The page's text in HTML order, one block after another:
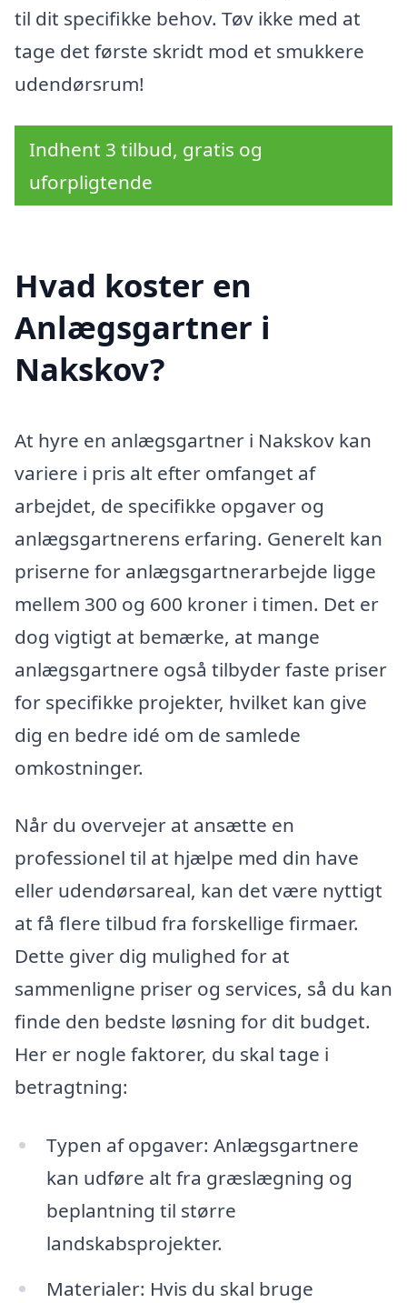
til dit specifikke behov. Tøv ikke med at
tage det første skridt mod et smukkere
udendørsrum!
Indhent 3 tilbud, gratis og
uforpligtende
Hvad koster en
Anlægsgartner i
Nakskov?
At hyre en anlægsgartner i Nakskov kan
variere i pris alt efter omfanget af
arbejdet, de specifikke opgaver og
anlægsgartnerens erfaring. Generelt kan
priserne for anlægsgartnerarbejde ligge
mellem 300 og 600 kroner i timen. Det er
dog vigtigt at bemærke, at mange
anlægsgartnere også tilbyder faste priser
for specifikke projekter, hvilket kan give
dig en bedre idé om de samlede
omkostninger.
Når du overvejer at ansætte en
professionel til at hjælpe med din have
eller udendørsareal, kan det være nyttigt
at få flere tilbud fra forskellige firmaer.
Dette giver dig mulighed for at
sammenligne priser og services, så du kan
finde den bedste løsning for dit budget.
Her er nogle faktorer, du skal tage i
betragtning:
Typen af opgaver: Anlægsgartnere
kan udføre alt fra græslægning og
beplantning til større
landskabsprojekter.
Materialer: Hvis du skal bruge